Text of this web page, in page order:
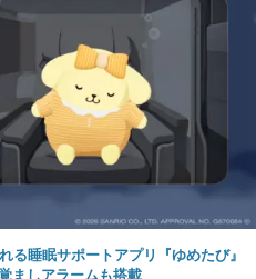
る睡眠サポートアプリ『ゆめたび』
ましアラームも搭載